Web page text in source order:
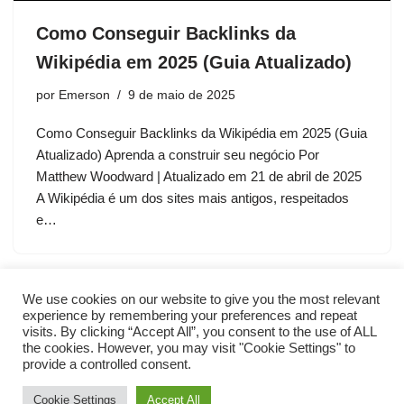
Como Conseguir Backlinks da
Wikipédia em 2025 (Guia Atualizado)
por Emerson 9 de maio de 2025
Como Conseguir Backlinks da Wikipédia em 2025 (Guia
Atualizado) Aprenda a construir seu negócio Por
Matthew Woodward | Atualizado em 21 de abril de 2025
A Wikipédia é um dos sites mais antigos, respeitados
e…
We use cookies on our website to give you the most relevant
experience by remembering your preferences and repeat
visits. By clicking “Accept All”, you consent to the use of ALL
the cookies. However, you may visit "Cookie Settings" to
provide a controlled consent.
Cookie Settings Accept All